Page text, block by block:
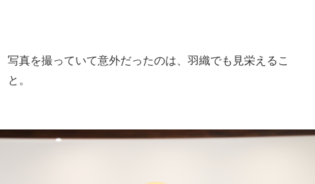
写真を撮っていて意外だったのは、羽織でも見栄えるこ
と。